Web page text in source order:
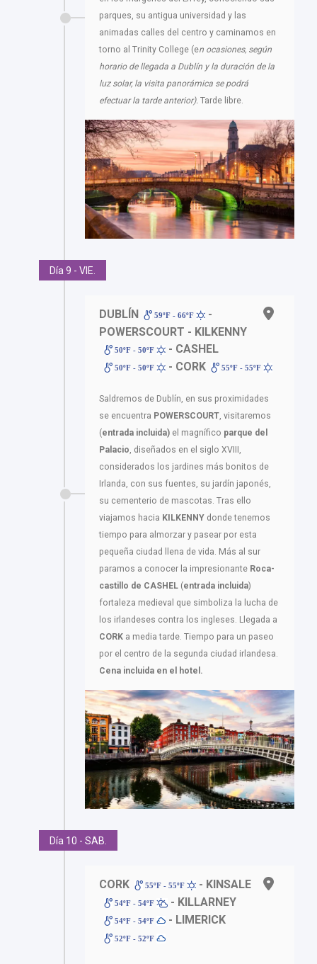
parques, su antigua universidad y las
animadas calles del centro y caminamos en
torno al Trinity College (en ocasiones, según
horario de llegada a Dublín y la duración de la
luz solar, la visita panorámica se podrá
efectuar la tarde anterior). Tarde libre.
Día 9 - VIE.
DUBLÍN 59ºF - 66ºF
-
POWERSCOURT - KILKENNY
50ºF - 50ºF - CASHEL
50ºF - 50ºF - CORK 55ºF - 55ºF
Saldremos de Dublín, en sus proximidades
se encuentra POWERSCOURT, visitaremos
(entrada incluida) el magnífico parque del
Palacio, diseñados en el siglo XVIII,
considerados los jardines más bonitos de
Irlanda, con sus fuentes, su jardín japonés,
su cementerio de mascotas. Tras ello
viajamos hacia KILKENNY donde tenemos
tiempo para almorzar y pasear por esta
pequeña ciudad llena de vida. Más al sur
paramos a conocer la impresionante Roca-
castillo de CASHEL (entrada incluida)
fortaleza medieval que simboliza la lucha de
los irlandeses contra los ingleses. Llegada a
CORK a media tarde. Tiempo para un paseo
por el centro de la segunda ciudad irlandesa.
Cena incluida en el hotel.
Día 10 - SAB.
CORK 55ºF - 55ºF - KINSALE
54ºF - 54ºF - KILLARNEY
54ºF - 54ºF - LIMERICK
52ºF - 52ºF